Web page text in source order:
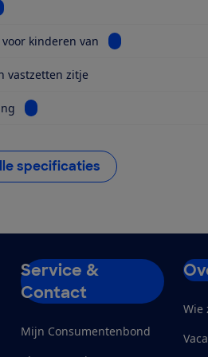
informatie voor Soort
voor kinderen van Bekijk informatie
vastzetten zitje
Bekijk informatie voor Kijkrichting
specificaties
Service &
Contact
Mijn Consumentenbond
Wie